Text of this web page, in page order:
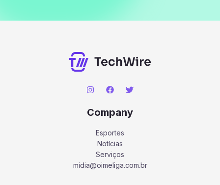
Company
Esportes
Notícias
Serviços
midia@oimeliga.com.br